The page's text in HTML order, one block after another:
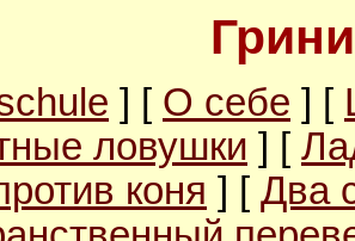
] [ О себе ] [
ловушки ] [
коня ] [ Два